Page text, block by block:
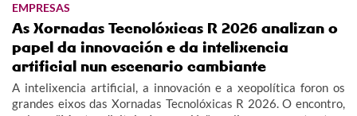
EMPRESAS
As Xornadas Tecnolóxicas R 2026 analizan o
papel da innovación e da intelixencia
artificial nun escenario cambiante
A intelixencia artificial, a innovación e a xeopolítica foron os
grandes eixos das Xornadas Tecnolóxicas R 2026. O encontro,